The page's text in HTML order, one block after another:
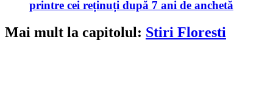
printre cei reținuți după 7 ani de anchetă
Mai mult la capitolul: Stiri Floresti